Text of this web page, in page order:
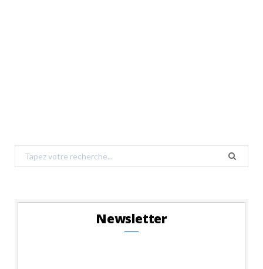
Search
for:
Newsletter